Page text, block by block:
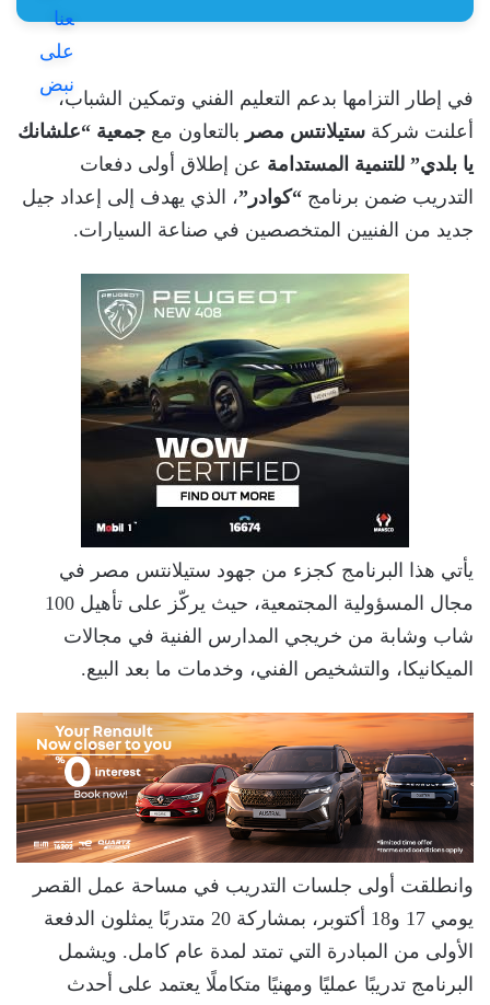
في إطار التزامها بدعم التعليم الفني وتمكين الشباب،
أعلنت شركة ستيلانتس مصر بالتعاون مع جمعية “علشانك
يا بلدي” للتنمية المستدامة عن إطلاق أولى دفعات
التدريب ضمن برنامج “كوادر”، الذي يهدف إلى إعداد جيل
جديد من الفنيين المتخصصين في صناعة السيارات.
يأتي هذا البرنامج كجزء من جهود ستيلانتس مصر في
مجال المسؤولية المجتمعية، حيث يركّز على تأهيل 100
شاب وشابة من خريجي المدارس الفنية في مجالات
الميكانيكا، والتشخيص الفني، وخدمات ما بعد البيع.
وانطلقت أولى جلسات التدريب في مساحة عمل القصر
يومي 17 و18 أكتوبر، بمشاركة 20 متدربًا يمثلون الدفعة
الأولى من المبادرة التي تمتد لمدة عام كامل. ويشمل
البرنامج تدريبًا عمليًا ومهنيًا متكاملًا يعتمد على أحدث